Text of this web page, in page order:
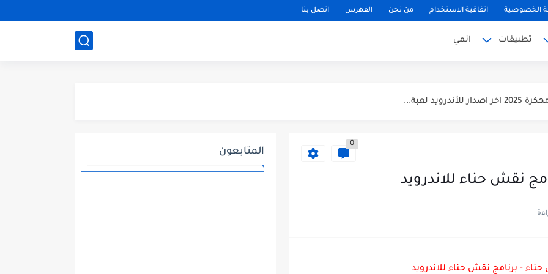
الخصوصية اتفاقية الاستخدام من نحن الفهرس اتصل بنا
تطبيقات انمي
0
نقش حناء للاندرويد
- برنامج نقش حناء للاندرويد
المتابعون